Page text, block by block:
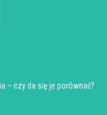
– czy da się je porównać?